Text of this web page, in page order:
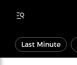
Last Minute